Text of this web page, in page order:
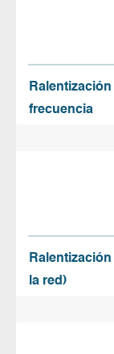
frecuencia
la red)